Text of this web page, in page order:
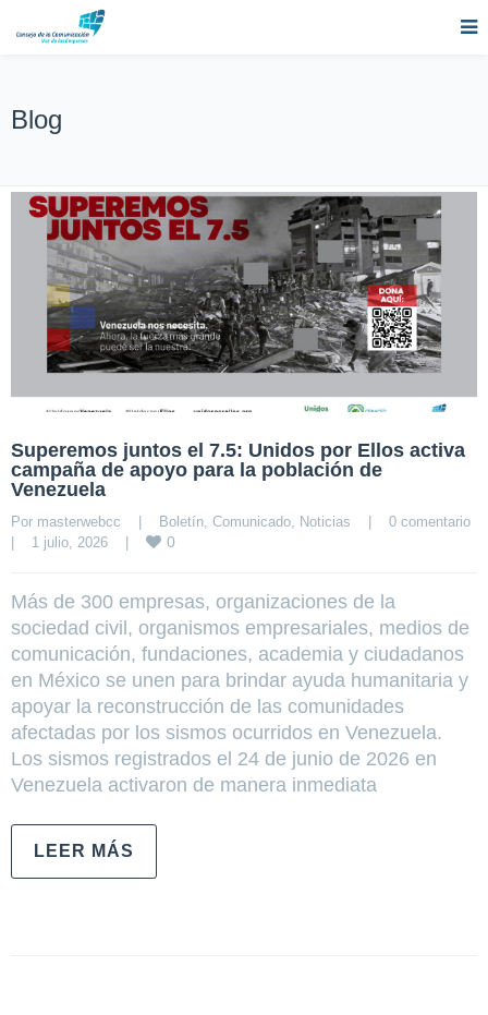
Blog
Superemos juntos el 7.5: Unidos por Ellos activa
campaña de apoyo para la población de
Venezuela
Por masterwebcc | Boletín Comunicado Noticias |
0 comentario
|
1 julio, 2026 | 0
Más de 300 empresas, organizaciones de la
sociedad civil, organismos empresariales, medios de
comunicación, fundaciones, academia y ciudadanos
en México se unen para brindar ayuda humanitaria y
apoyar la reconstrucción de las comunidades
afectadas por los sismos ocurridos en Venezuela.
Los sismos registrados el 24 de junio de 2026 en
Venezuela activaron de manera inmediata
LEER MÁS